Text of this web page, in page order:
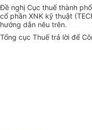
Đề nghị Cục thuế thành
cổ phần XNK kỹ thuật
hướng dẫn nêu trên.
Tổng cục Thuế trả lời để